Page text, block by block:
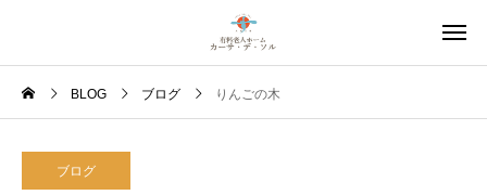
BLOG ブログ りんごの木
ブログ